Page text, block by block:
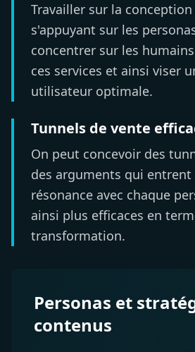
Travailler sur la
s'appuyant sur les
concentrer sur les
ces services et ainsi viser
utilisateur optimale.
Tunnels de vente
On peut concevoir des
des arguments qui
résonance avec chaque
ainsi plus efficaces en
transformation.
Personas et
contenus